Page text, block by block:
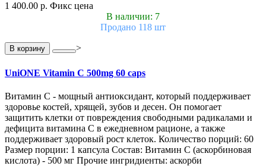
1 400.00 р. Фикс цена
В наличии: 7
Продано 118 шт
В корзину >
UniONE Vitamin С 500mg 60 caps
Витамин С - мощный антиоксидант, который поддерживает
здоровье костей, хрящей, зубов и десен. Он помогает
защитить клетки от повреждения свободными радикалами и
дефицита витамина С в ежедневном рационе, а также
поддерживает здоровый рост клеток. Количество порций: 60
Размер порции: 1 капсула Состав: Витамин С (аскорбиновая
кислота) - 500 мг Прочие ингридиенты: аскорби